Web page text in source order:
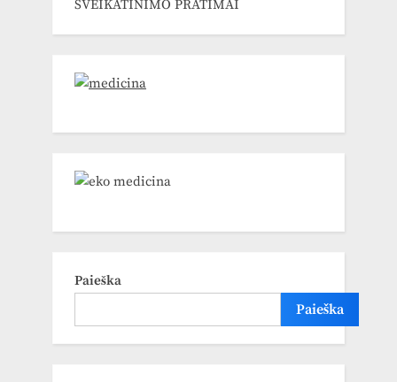
SVEIKATINIMO PRATIMAI
Paieška
Paieška